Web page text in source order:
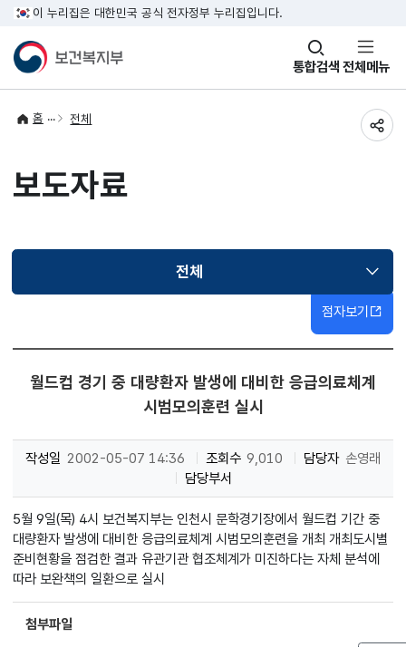
이 누리집은 대한민국 공식 전자정부 누리집입니다.
통합검색
창
열기 전체메뉴
홈 전체
보도자료
전체선택됨
점자보기
월드컵 경기 중 대량환자 발생에 대비한 응급의료체계
시범모의훈련 실시
작성일 2002-05-07 14:36 조회수 9,010 담당자 손영래
담당부서
5월 9일(목) 4시 보건복지부는 인천시 문학경기장에서 월드컵 기간 중
대량환자 발생에 대비한 응급의료체계 시범모의훈련을 개최 개최도시별
준비현황을 점검한 결과 유관기관 협조체계가 미진하다는 자체 분석에
따라 보완책의 일환으로 실시
첨부파일